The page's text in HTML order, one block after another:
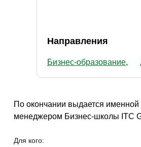
Направления
Бизнес-образование
По окончании выдается
менеджером Бизнес-школы ITC
Для кого: